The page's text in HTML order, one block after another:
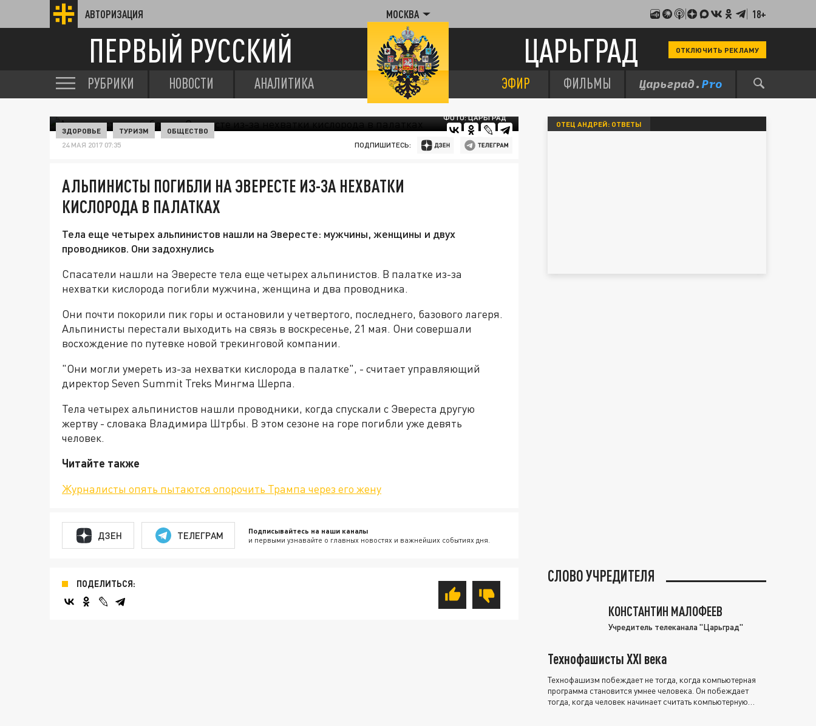
АВТОРИЗАЦИЯ МОСКВА 18+
ПЕРВЫЙ РУССКИЙ ЦАРЬГРАД ОТКЛЮЧИТЬ РЕКЛАМУ
РУБРИКИ НОВОСТИ АНАЛИТИКА ЭФИР ФИЛЬМЫ
ФОТО: ЦАРЬГРАД
ЗДОРОВЬЕ ТУРИЗМ ОБЩЕСТВО
24 МАЯ 2017 07:35 ПОДПИШИТЕСЬ:
АЛЬПИНИСТЫ ПОГИБЛИ НА ЭВЕРЕСТЕ ИЗ-ЗА НЕХВАТКИ
КИСЛОРОДА В ПАЛАТКАХ
Тела еще четырех альпинистов нашли на Эвересте: мужчины, женщины и двух
проводников. Они задохнулись
Спасатели нашли на Эвересте тела еще четырех альпинистов. В палатке из-за
нехватки кислорода погибли мужчина, женщина и два проводника.
Они почти покорили пик горы и остановили у четвертого, последнего, базового лагеря.
Альпинисты перестали выходить на связь в воскресенье, 21 мая. Они совершали
восхождение по путевке новой трекинговой компании.
"Они могли умереть из-за нехватки кислорода в палатке", - считает управляющий
директор Seven Summit Treks Мингма Шерпа.
Тела четырех альпинистов нашли проводники, когда спускали с Эвереста другую
жертву - словака Владимира Штрбы. В этом сезоне на горе погибли уже девять
человек.
Читайте также
Журналисты опять пытаются опорочить Трампа через его жену
ДЗЕН ТЕЛЕГРАМ Подписывайтесь на наши каналы
и первыми узнавайте о главных новостях и важнейших событиях дня.
ПОДЕЛИТЬСЯ:
ОТЕЦ АНДРЕЙ: ОТВЕТЫ
СЛОВО УЧРЕДИТЕЛЯ
КОНСТАНТИН МАЛОФЕЕВ
Учредитель телеканала "Царьград"
Технофашисты XXI века
Технофашизм побеждает не тогда, когда компьютерная
программа становится умнее человека. Он побеждает
тогда, когда человек начинает считать компьютерную